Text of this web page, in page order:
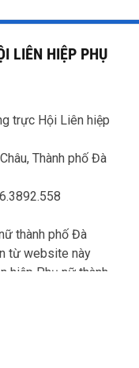
LIÊN HIỆP PHỤ
trực Hội Liên hiệp
Thành phố Đà
thành phố Đà
từ website này
hiệp Phụ nữ thành